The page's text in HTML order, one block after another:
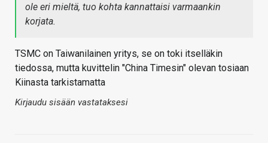
ole eri mieltä, tuo kohta kannattaisi varmaankin
korjata.
TSMC on Taiwanilainen yritys, se on toki itselläkin
tiedossa, mutta kuvittelin "China Timesin" olevan tosiaan
Kiinasta tarkistamatta
Kirjaudu sisään vastataksesi